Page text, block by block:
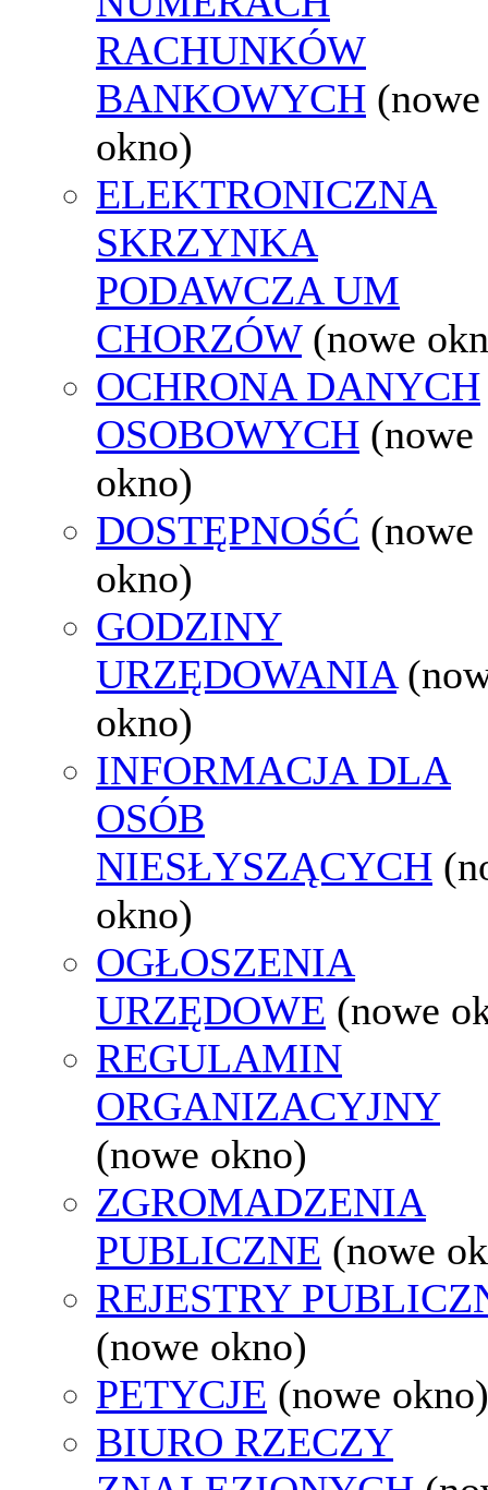
RACHUNKÓW
BANKOWYCH (nowe
okno)
ELEKTRONICZNA
SKRZYNKA
PODAWCZA UM
CHORZÓW (nowe
OCHRONA DANYCH
OSOBOWYCH (nowe
okno)
DOSTĘPNOŚĆ (nowe
okno)
GODZINY
URZĘDOWANIA
okno)
INFORMACJA DLA
OSÓB
NIESŁYSZĄCYCH
okno)
OGŁOSZENIA
URZĘDOWE (nowe
REGULAMIN
ORGANIZACYJNY
(nowe okno)
ZGROMADZENIA
PUBLICZNE (nowe
REJESTRY
(nowe okno)
PETYCJE (nowe okno)
BIURO RZECZY